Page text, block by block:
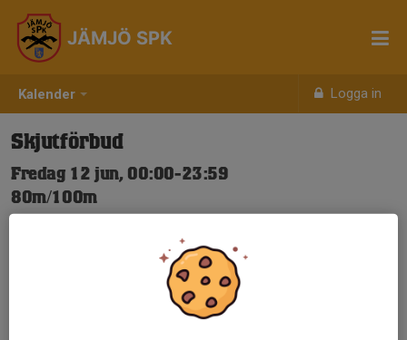
Kalender Logga in
JÄMJÖ SPK
Skjutförbud
Fredag 12 jun, 00:00-23:59
80m/100m
Nya Skjuttider-igen.pdf